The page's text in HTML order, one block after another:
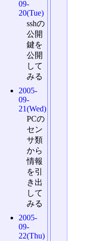
09-
20(Tue)
sshの
公開
鍵を
公開
して
みる
2005-
09-
21(Wed)
PCの
セン
サ類
から
情報
を引
き出
して
みる
2005-
09-
22(Thu)